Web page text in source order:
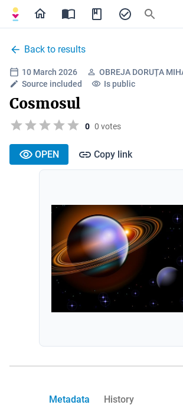
Back to results
10 March 2026
OBREJA DORUȚA
Source included
Is public
Cosmosul
0 0 votes
OPEN Copy link
Metadata History